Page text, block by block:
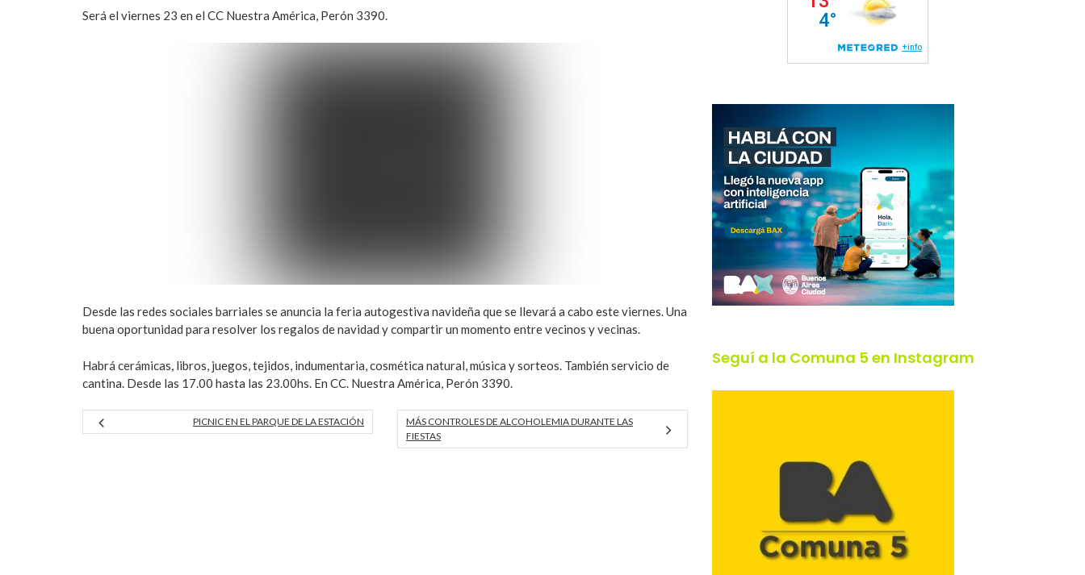
Será el viernes 23 en el CC Nuestra América, Perón 3390.
Desde las redes sociales barriales se anuncia la feria autogestiva navideña que se llevará a cabo este viernes. Una
buena oportunidad para resolver los regalos de navidad y compartir un momento entre vecinos y vecinas.
Habrá cerámicas, libros, juegos, tejidos, indumentaria, cosmética natural, música y sorteos. También servicio de
cantina. Desde las 17.00 hasta las 23.00hs. En CC. Nuestra América, Perón 3390.
PICNIC EN EL PARQUE DE LA ESTACIÓN
MÁS CONTROLES DE ALCOHOLEMIA DURANTE LAS
FIESTAS
Seguí a la Comuna 5 en Instagram